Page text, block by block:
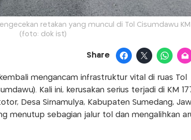
retakan yang muncul di Tol Cisumdawu KM
(foto: dok ist)
Share
mengancam infrastruktur vital di ruas Tol
Kali ini, kerusakan serius terjadi di KM
Desa Sirnamulya, Kabupaten Sumedang,
menutup sebagian jalur tol dan mengalihkan